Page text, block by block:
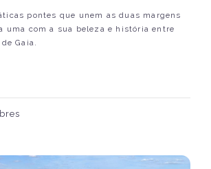
pontes que unem as duas margens
uma com a sua beleza e história entre
Gaia.